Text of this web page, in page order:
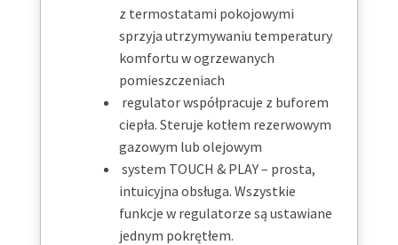
z termostatami pokojowymi
sprzyja utrzymywaniu temperatury
komfortu w ogrzewanych
pomieszczeniach
regulator współpracuje z buforem
ciepła. Steruje kotłem rezerwowym
gazowym lub olejowym
system TOUCH & PLAY – prosta,
intuicyjna obsługa. Wszystkie
funkcje w regulatorze są ustawiane
jednym pokrętłem.